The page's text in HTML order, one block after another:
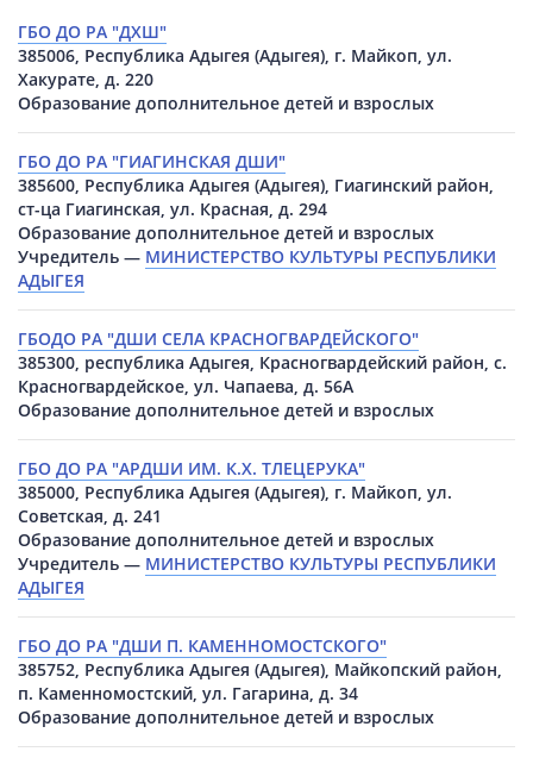
ГБО ДО РА "ДХШ"
385006, Республика Адыгея (Адыгея), г. Майкоп, ул.
Хакурате, д. 220
Образование дополнительное детей и взрослых
ГБО ДО РА "ГИАГИНСКАЯ ДШИ"
385600, Республика Адыгея (Адыгея), Гиагинский район,
ст-ца Гиагинская, ул. Красная, д. 294
Образование дополнительное детей и взрослых
Учредитель — МИНИСТЕРСТВО КУЛЬТУРЫ РЕСПУБЛИКИ
АДЫГЕЯ
ГБОДО РА "ДШИ СЕЛА КРАСНОГВАРДЕЙСКОГО"
385300, республика Адыгея, Красногвардейский район, с.
Красногвардейское, ул. Чапаева, д. 56А
Образование дополнительное детей и взрослых
ГБО ДО РА "АРДШИ ИМ. К.Х. ТЛЕЦЕРУКА"
385000, Республика Адыгея (Адыгея), г. Майкоп, ул.
Советская, д. 241
Образование дополнительное детей и взрослых
Учредитель — МИНИСТЕРСТВО КУЛЬТУРЫ РЕСПУБЛИКИ
АДЫГЕЯ
ГБО ДО РА "ДШИ П. КАМЕННОМОСТСКОГО"
385752, Республика Адыгея (Адыгея), Майкопский район,
п. Каменномостский, ул. Гагарина, д. 34
Образование дополнительное детей и взрослых